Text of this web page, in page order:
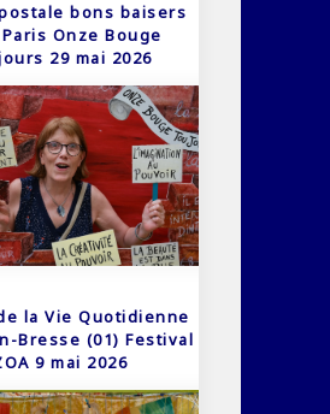
bons baisers
Onze Bouge
29 mai 2026
la Vie Quotidienne
Bresse (01) Festival
9 mai 2026